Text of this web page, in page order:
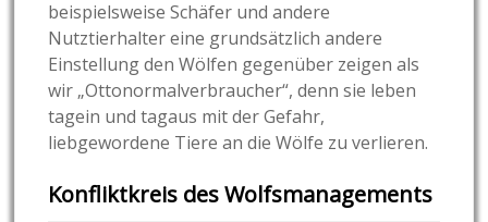
beispielsweise Schäfer und andere
Nutztierhalter eine grundsätzlich andere
Einstellung den Wölfen gegenüber zeigen als
wir „Ottonormalverbraucher“, denn sie leben
tagein und tagaus mit der Gefahr,
liebgewordene Tiere an die Wölfe zu verlieren.
Konfliktkreis des Wolfsmanagements